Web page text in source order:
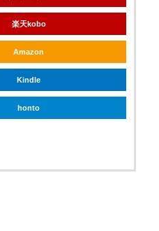
楽天kobo
Amazon
Kindle
honto